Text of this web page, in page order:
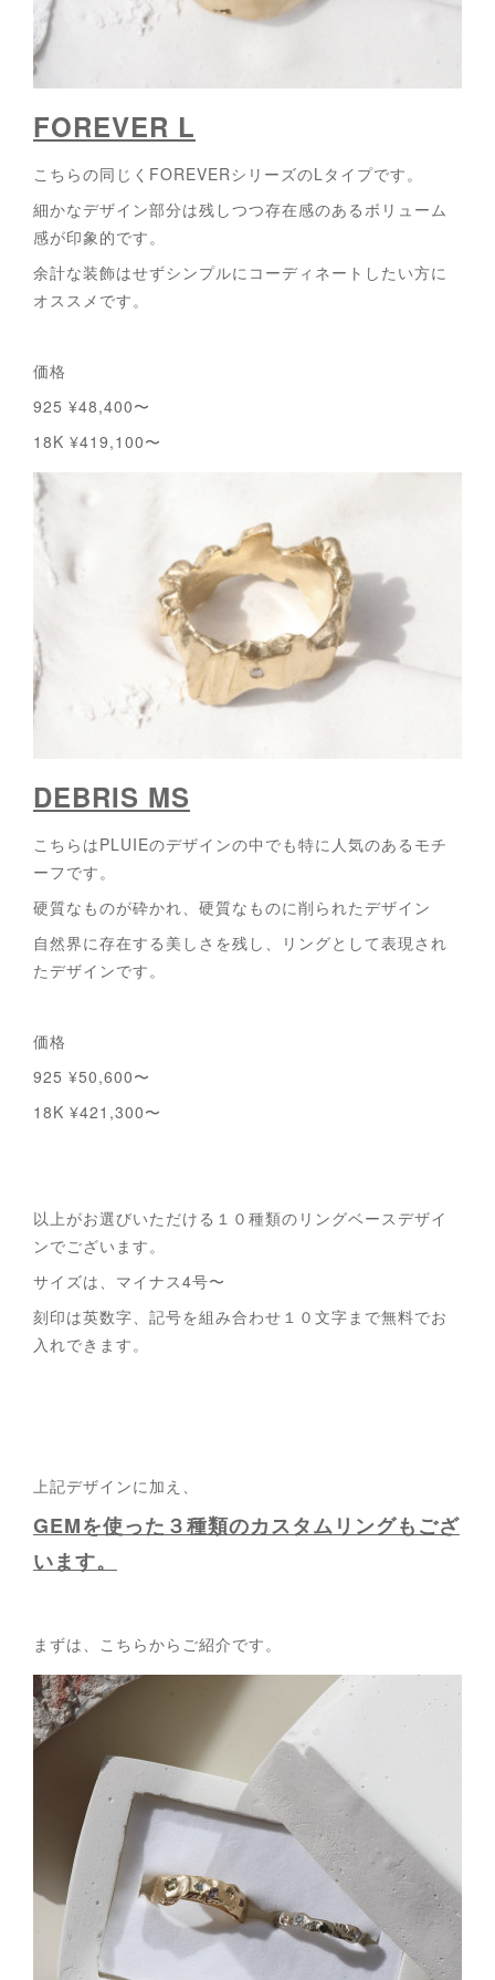
FOREVER L
こちらの同じくFOREVERシリーズのLタイプです。
細かなデザイン部分は残しつつ存在感のあるボリューム
感が印象的です。
余計な装飾はせずシンプルにコーディネートしたい方に
オススメです。
価格
925 ¥48,400〜
18K ¥419,100〜
DEBRIS MS
こちらはPLUIEのデザインの中でも特に人気のあるモチ
ーフです。
硬質なものが砕かれ、硬質なものに削られたデザイン
自然界に存在する美しさを残し、リングとして表現され
たデザインです。
価格
925 ¥50,600〜
18K ¥421,300〜
以上がお選びいただける１０種類のリングベースデザイ
ンでございます。
サイズは、マイナス4号〜
刻印は英数字、記号を組み合わせ１０文字まで無料でお
入れできます。
上記デザインに加え、
GEMを使った３種類のカスタムリングもござ
います。
まずは、こちらからご紹介です。